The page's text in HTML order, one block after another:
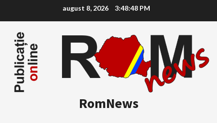
content
august 8, 2026 3:48:49 PM
RomNews